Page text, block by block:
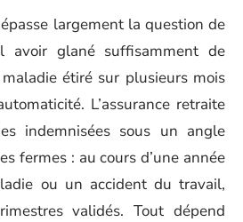
largement la question de
avoir glané suffisamment de
étiré sur plusieurs mois
L’assurance retraite
indemnisées sous un angle
fermes : au cours d’une année
ou un accident du travail,
validés. Tout dépend